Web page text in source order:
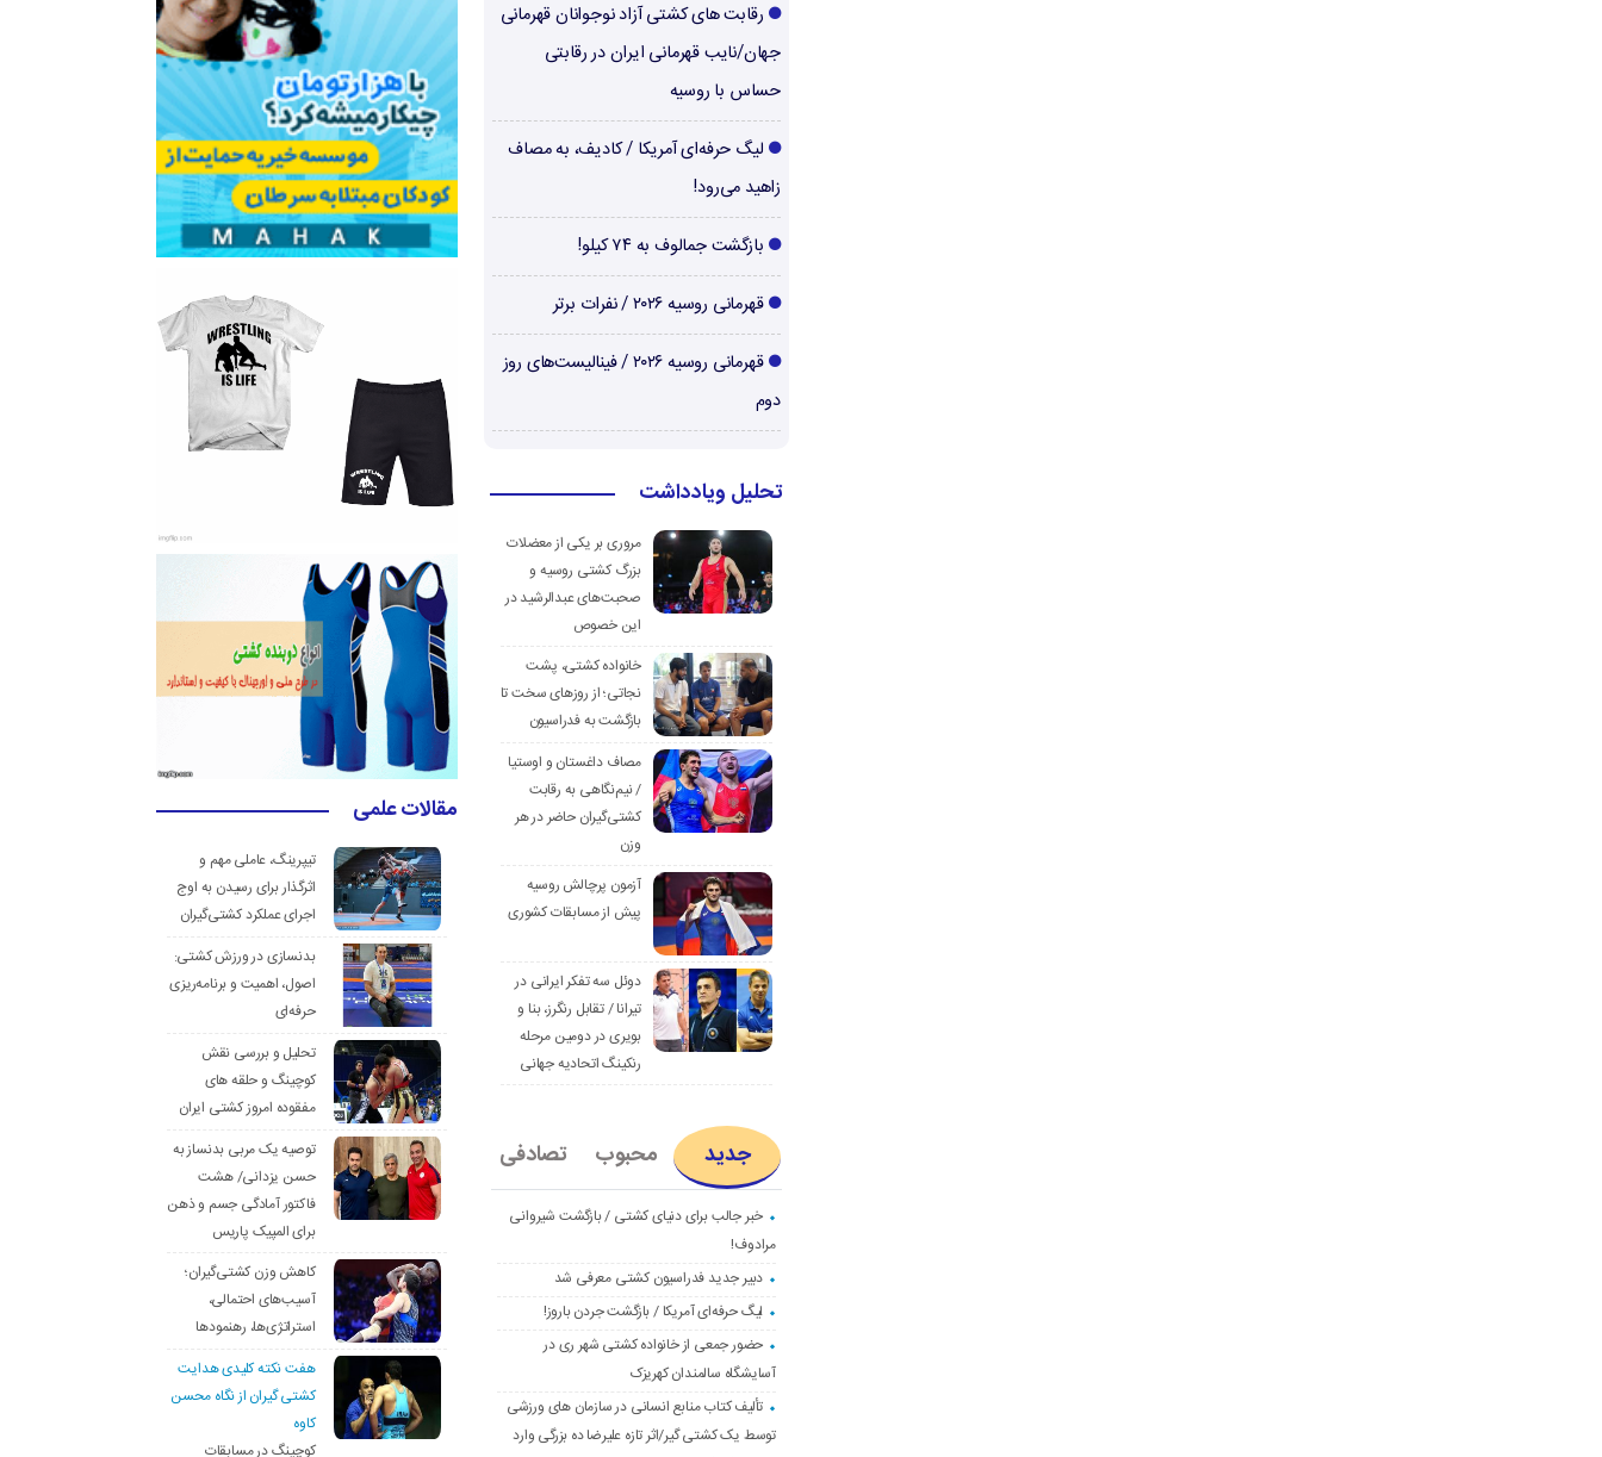
رقابت های کشتی آزاد نوجوانان قهرمانی
جهان/نایب قهرمانی ایران در رقابتی
حساس با روسیه
لیگ حرفه‌ای آمریکا / کادیف، به مصاف
زاهید می‌رود!
بازگشت جمالوف به ۷۴ کیلو!
قهرمانی روسیه ۲۰۲۶ / نفرات برتر
قهرمانی روسیه ۲۰۲۶ / فینالیست‌های روز
دوم
تحلیل ویادداشت
مروری بر یکی از معضلات
بزرگ کشتی روسیه و
صحبت‌های عبدالرشید در
این خصوص
خانواده کشتی، پشت
نجاتی؛ از روزهای سخت تا
بازگشت به فدراسیون
مصاف داغستان و اوستیا
/ نیم‌نگاهی به رقابت
کشتی‌گیران حاضر در هر
وزن
آزمون پرچالش روسیه
پیش از مسابقات کشوری
دوئل سه تفکر ایرانی در
تیرانا / تقابل رنگرز، بنا و
بویری در دومین مرحله
رنکینگ اتحادیه جهانی
جدید محبوب تصادفی
خبر جالب برای دنیای کشتی / بازگشت شیروانی
مرادوف!
دبیر جدید فدراسیون کشتی معرفی شد
لیگ حرفه‌ای آمریکا / بازگشت جردن باروز!
حضور جمعی از خانواده کشتی شهر ری در
آسایشگاه سالمندان کهریزک
تألیف کتاب منابع انسانی در سازمان های ورزشی
توسط یک کشتی گیر/اثر تازه علیرضا ده بزرگی وارد
مقالات علمی
تیپرینگ، عاملی مهم و
اثرگذار برای رسیدن به اوج
اجرای عملکرد کشتی‌گیران
بدنسازی در ورزش کشتی:
اصول، اهمیت و برنامه‌ریزی
حرفه‌ای
تحلیل و بررسی نقش
کوچینگ و حلقه های
مفقوده امروز کشتی ایران
توصیه یک مربی بدنساز به
حسن یزدانی/ هشت
فاکتور آمادگی جسم و ذهن
برای المپیک پاریس
کاهش وزن کشتی‌گیران؛
آسیب‌های احتمالی،
استراتژی‌ها، رهنمودها
هفت نکته کلیدی هدایت
کشتی گیران از نگاه محسن
کاوه
کوچینگ در مسابقات